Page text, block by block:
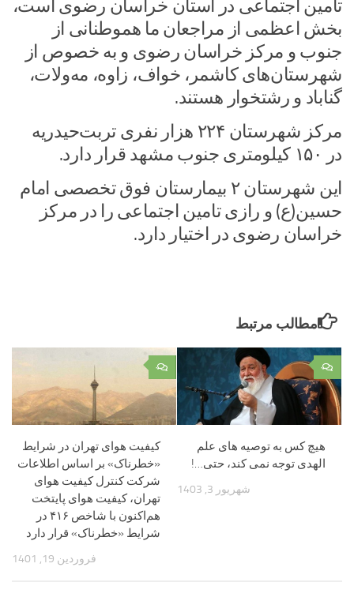
تامین اجتماعی در استان خراسان رضوی است،
بخش اعظمی از مراجعان ما هموطنانی از
جنوب و مرکز خراسان رضوی و به خصوص از
شهرستان‌های کاشمر، خواف، زاوه، مه‌ولات،
گناباد و رشتخوار هستند.
مرکز شهرستان ۲۲۴ هزار نفری تربت‌حیدریه
در ۱۵۰ کیلومتری جنوب مشهد قرار دارد.
این شهرستان ۲ بیمارستان فوق تخصصی امام
حسین(ع) و رازی تامین اجتماعی را در مرکز
خراسان رضوی در اختیار دارد.
مطالب مرتبط
۰
کیفیت هوای تهران در شرایط
«خطرناک» بر اساس اطلاعات
شرکت کنترل کیفیت هوای
تهران، کیفیت هوای پایتخت
هم‌اکنون با شاخص ۴۱۶ در
شرایط «خطرناک» قرار دارد
فروردین 19, 1401
۰
هیچ کس به توصیه های علم
الهدی توجه نمی کند، حتی…!
شهریور 3, 1403